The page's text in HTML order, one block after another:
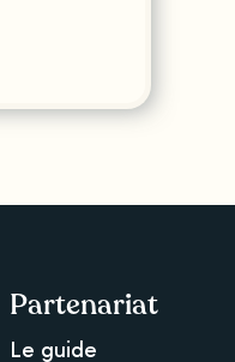
Partenariat
Le guide